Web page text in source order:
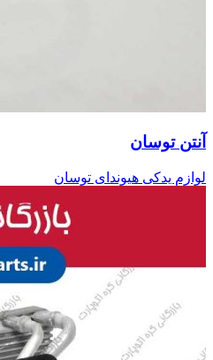
آنتن توسان
لوازم یدکی هیوندای توسان